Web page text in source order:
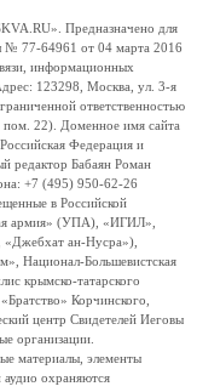
Предназначено для
№ 77-64961 от 04 марта 2016
информационных
123298, Москва, ул. 3-я
ответственностью
22). Доменное имя сайта
Федерация и
редактор Бабаян Роман
+7 (495) 950-62-26
в Российской
армия» (УПА), «ИГИЛ»,
ан-Нусра»),
Национал-Большевистская
крымско-татарского
Корчинского,
центр Свидетелей Иеговы
организации.
материалы, элементы
аудио охраняются